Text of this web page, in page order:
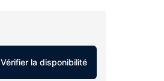
Vérifier la disponibilité